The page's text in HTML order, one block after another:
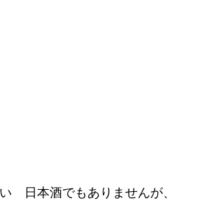
　日本酒でもありませんが、